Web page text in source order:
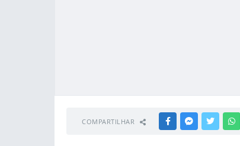
COMPARTILHAR FACEBOOKMESSENGER
TWITTER